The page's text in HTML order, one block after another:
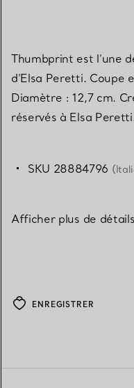
Thumbprint est l’une
d’Elsa Peretti. Coupe
Diamètre : 12,7 cm.
réservés à Elsa
SKU 28884796
Afficher plus de détails
ENREGISTRER